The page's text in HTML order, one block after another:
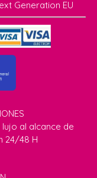
Generation EU
al alcance de
24/48 H